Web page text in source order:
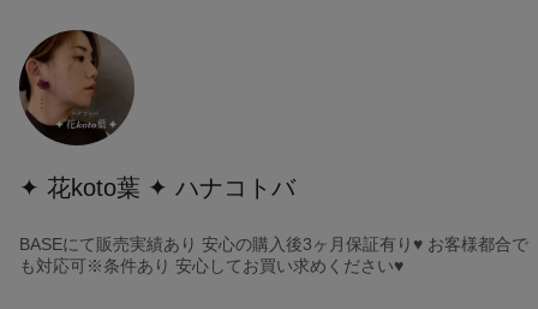
✦ 花koto葉 ✦ ハナコトバ
BASEにて販売実績あり 安心の購入後3ヶ月保証有り♥ お客様都合で
も対応可※条件あり 安心してお買い求めください♥